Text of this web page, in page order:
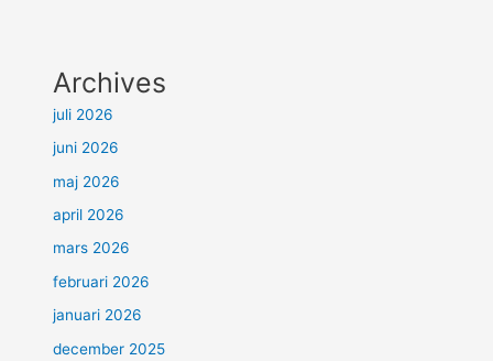
Archives
juli 2026
juni 2026
maj 2026
april 2026
mars 2026
februari 2026
januari 2026
december 2025